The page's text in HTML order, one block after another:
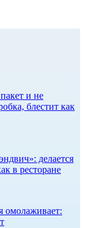
и не
блестит как
делается
в ресторане
омолаживает: